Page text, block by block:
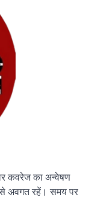
कवरेज का अन्वेषण
अवगत रहें। समय पर